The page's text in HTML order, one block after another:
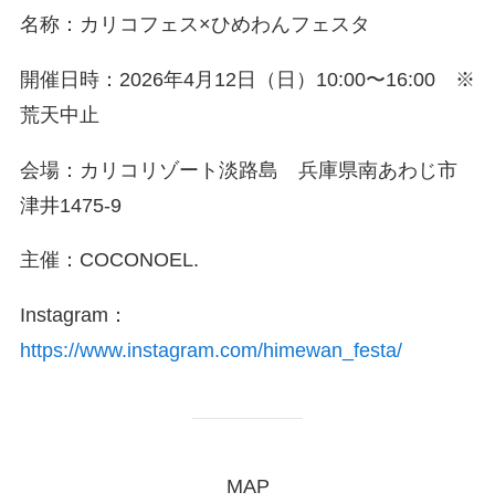
名称：カリコフェス×ひめわんフェスタ
開催日時：2026年4月12日（日）10:00〜16:00 ※
荒天中止
会場：カリコリゾート淡路島 兵庫県南あわじ市
津井1475-9
主催：COCONOEL.
Instagram：
https://www.instagram.com/himewan_festa/
MAP